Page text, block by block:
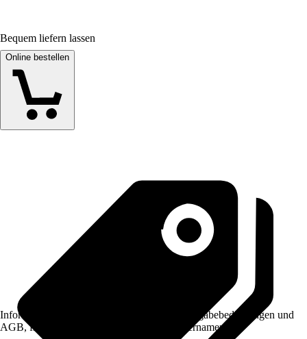
Bequem liefern lassen
Online bestellen
Informationen des Verkäufers, wie z. B. Rückgabebedingungen und
AGB, finden Sie bei Klick auf den Verkäufernamen.